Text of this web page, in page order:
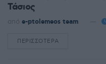
Τάσιος
από e-ptolemeos team
ΠΕΡΙΣΣΌΤΕΡΑ